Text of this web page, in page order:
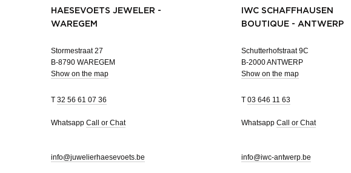
HAESEVOETS JEWELER -
WAREGEM
Stormestraat 27
B-8790 WAREGEM
Show on the map
T 32 56 61 07 36
Whatsapp Call or Chat
info@juwelierhaesevoets.be
IWC SCHAFFHAUSEN
BOUTIQUE - ANTWERP
Schutterhofstraat 9C
B-2000 ANTWERP
Show on the map
T 03 646 11 63
Whatsapp Call or Chat
info@iwc-antwerp.be